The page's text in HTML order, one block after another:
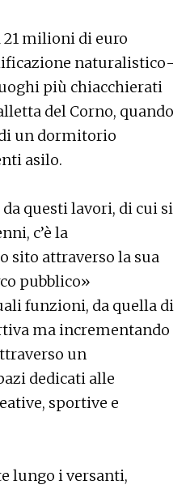
milioni di euro
naturalistico-
più chiacchierati
del Corno, quando
di un dormitorio
asilo.
questi lavori, di cui si
c’è la
sito attraverso la sua
pubblico»
funzioni, da quella di
ma incrementando
un
dedicati alle
sportive e
lungo i versanti,